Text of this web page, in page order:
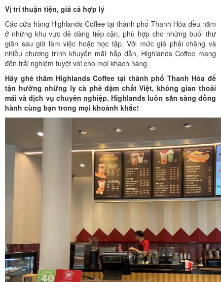
Vị trí thuận tiện, giá cả hợp lý
Các cửa hàng Highlands Coffee tại thành phố Thanh Hóa đều nằm
ở những khu vực dễ dàng tiếp cận, phù hợp cho những buổi thư
giãn sau giờ làm việc hoặc học tập. Với mức giá phải chăng và
nhiều chương trình khuyến mãi hấp dẫn, Highlands Coffee mang
đến trải nghiệm tuyệt vời cho mọi khách hàng.
Hãy ghé thăm Highlands Coffee tại thành phố Thanh Hóa để
tận hưởng những ly cà phê đậm chất Việt, không gian thoải
mái và dịch vụ chuyên nghiệp. Highlands luôn sẵn sàng đồng
hành cùng bạn trong mọi khoảnh khắc!